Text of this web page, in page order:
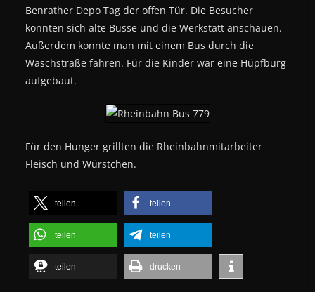
Benrather Depo Tag der offen Tür. Die Besucher
konnten sich alte Busse und die Werkstatt anschauen.
Außerdem konnte man mit einem Bus durch die
Waschstraße fahren. Für die Kinder war eine Hüpfburg
aufgebaut.
Für den Hunger grillten die Rheinbahnmitarbeiter
Fleisch und Würstchen.
teilen teilen
teilen teilen
teilen drucken